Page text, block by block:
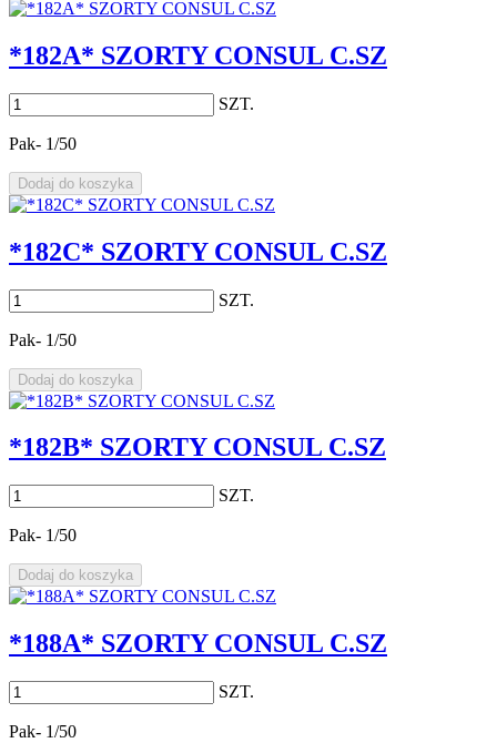
*182A* SZORTY CONSUL C.SZ
SZT.
Pak- 1/50
Dodaj do koszyka
*182C* SZORTY CONSUL C.SZ
SZT.
Pak- 1/50
Dodaj do koszyka
*182B* SZORTY CONSUL C.SZ
SZT.
Pak- 1/50
Dodaj do koszyka
*188A* SZORTY CONSUL C.SZ
SZT.
Pak- 1/50